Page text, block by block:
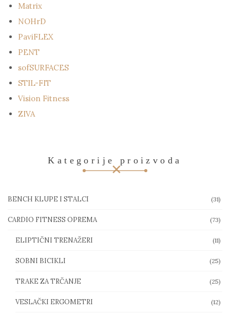
Matrix
NOHrD
PaviFLEX
PENT
sofSURFACES
STIL-FIT
Vision Fitness
ZIVA
Kategorije proizvoda
BENCH KLUPE I STALCI (31)
CARDIO FITNESS OPREMA (73)
ELIPTIČNI TRENAŽERI (11)
SOBNI BICIKLI (25)
TRAKE ZA TRČANJE (25)
VESLAČKI ERGOMETRI (12)